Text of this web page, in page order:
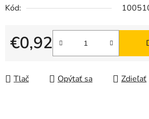
Kód:
€0,92
Jednotková cena:
Tlač Opýtať sa Zdieľať